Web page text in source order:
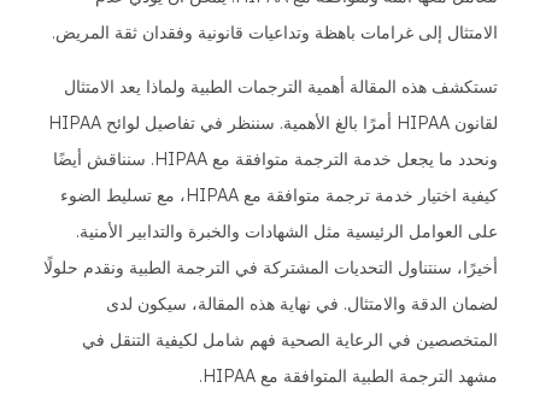
الامتثال إلى غرامات باهظة وتداعيات قانونية وفقدان ثقة المريض.
تستكشف هذه المقالة أهمية الترجمات الطبية ولماذا يعد الامتثال
لقانون HIPAA أمرًا بالغ الأهمية. سننظر في تفاصيل لوائح HIPAA
ونحدد ما يجعل خدمة الترجمة متوافقة مع HIPAA. سنناقش أيضًا
كيفية اختيار خدمة ترجمة متوافقة مع HIPAA، مع تسليط الضوء
على العوامل الرئيسية مثل الشهادات والخبرة والتدابير الأمنية.
أخيرًا، سنتناول التحديات المشتركة في الترجمة الطبية ونقدم حلولًا
لضمان الدقة والامتثال. في نهاية هذه المقالة، سيكون لدى
المتخصصين في الرعاية الصحية فهم شامل لكيفية التنقل في
مشهد الترجمة الطبية المتوافقة مع HIPAA.